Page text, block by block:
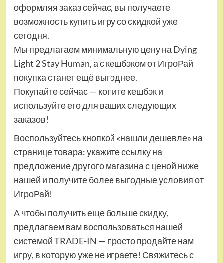
оформляя заказ сейчас, вы получаете
возможность купить игру со скидкой уже
сегодня.
Мы предлагаем минимальную цену на Dying
Light 2 Stay Human, а с кешбэком от ИгроРай
покупка станет ещё выгоднее.
Покупайте сейчас — копите кешбэк и
используйте его для ваших следующих
заказов!
Воспользуйтесь кнопкой «нашли дешевле» на
странице товара: укажите ссылку на
предложение другого магазина с ценой ниже
нашей и получите более выгодные условия от
ИгроРай!
А чтобы получить еще больше скидку,
предлагаем вам воспользоваться нашей
системой TRADE-IN — просто продайте нам
игру, в которую уже не играете! Свяжитесь с